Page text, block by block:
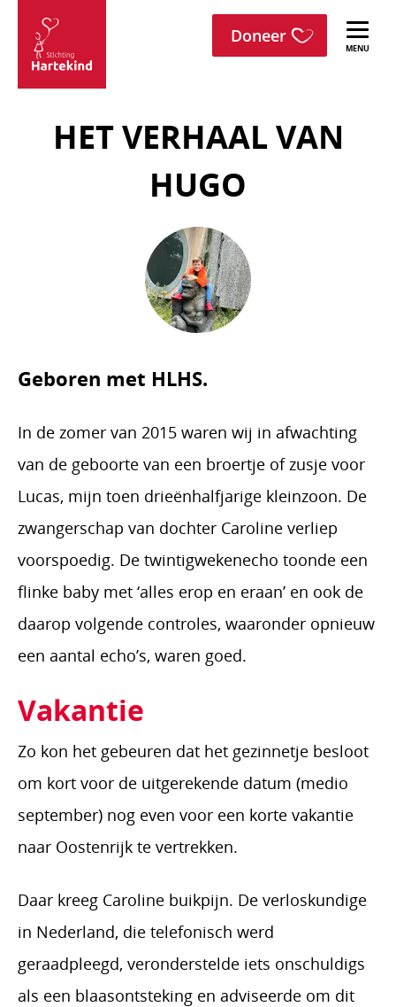
Sla navigatie over
Stichting
Hartekind
Doneer menu
HET VERHAAL VAN
HUGO
Geboren met HLHS.
In de zomer van 2015 waren wij in afwachting
van de geboorte van een broertje of zusje voor
Lucas, mijn toen drieënhalfjarige kleinzoon. De
zwangerschap van dochter Caroline verliep
voorspoedig. De twintigwekenecho toonde een
flinke baby met ‘alles erop en eraan’ en ook de
daarop volgende controles, waaronder opnieuw
een aantal echo’s, waren goed.
Vakantie
Zo kon het gebeuren dat het gezinnetje besloot
om kort voor de uitgerekende datum (medio
september) nog even voor een korte vakantie
naar Oostenrijk te vertrekken.
Daar kreeg Caroline buikpijn. De verloskundige
in Nederland, die telefonisch werd
geraadpleegd, veronderstelde iets onschuldigs
als een blaasontsteking en adviseerde om dit